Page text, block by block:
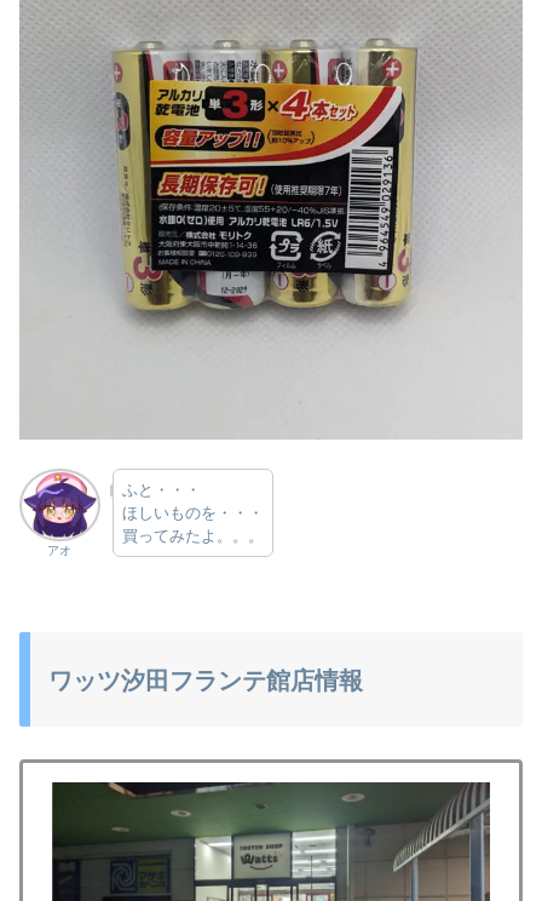
アオ
ふと・・・
ほしいものを・・・
買ってみたよ。。。
ワッツ汐田フランテ館店情報